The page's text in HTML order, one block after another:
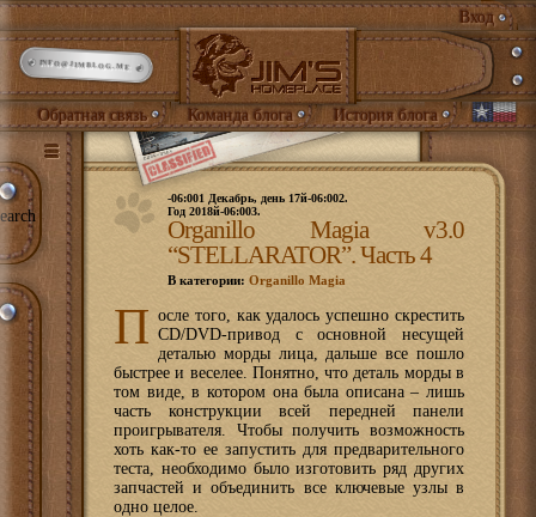
Вход
INFO@JIMBLOG.ME
Обратная связь Команда блога История блога
-06:001 Декабрь, день 17й-06:002.
Год 2018й-06:003.
Organillo Magia v3.0
“STELLARATOR”. Часть 4
В категории: Organillo Magia
П осле того, как удалось успешно скрестить
CD/DVD-привод с основной несущей
деталью морды лица, дальше все пошло
быстрее и веселее. Понятно, что деталь морды в
том виде, в котором она была описана – лишь
часть конструкции всей передней панели
проигрывателя. Чтобы получить возможность
хоть как-то ее запустить для предварительного
теста, необходимо было изготовить ряд других
запчастей и объединить все ключевые узлы в
одно целое.